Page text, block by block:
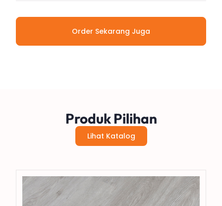
Order Sekarang Juga
Produk Pilihan
Lihat Katalog